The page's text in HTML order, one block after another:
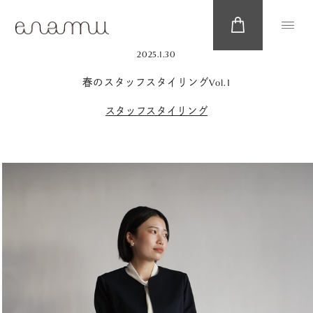
2025.1.30
春のスタッフスタイリングVol.1
スタッフスタイリング